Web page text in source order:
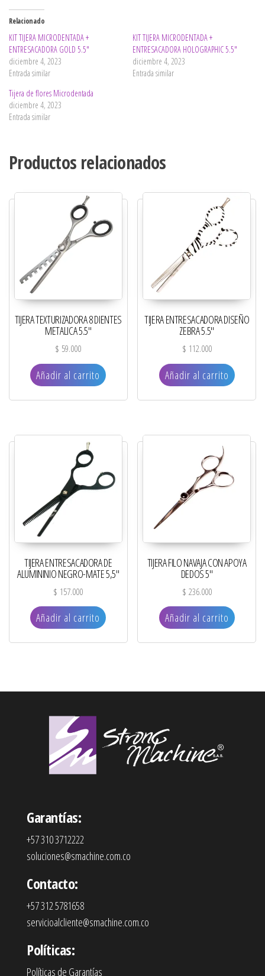
Relacionado
KIT TIJERA MICRODENTADA +
ENTRESACADORA GOLD 5.5″
diciembre 4, 2023
Entrada similar
KIT TIJERA MICRODENTADA +
ENTRESACADORA HOLOGRAPHIC 5.5″
diciembre 4, 2023
Entrada similar
Tijera de flores Microdentada
diciembre 4, 2023
Entrada similar
Productos relacionados
TIJERA TEXTURIZADORA 8 DIENTES
METALICA 5.5″
$ 59.000
Añadir al carrito
TIJERA ENTRESACADORA DISEÑO
ZEBRA 5.5″
$ 112.000
Añadir al carrito
TIJERA ENTRESACADORA DE
ALUMININIO NEGRO-MATE 5,5″
$ 157.000
Añadir al carrito
TIJERA FILO NAVAJA CON APOYA
DEDOS 5″
$ 236.000
Añadir al carrito
Garantías:
+57 310 3712222
soluciones@smachine.com.co
Contacto:
+57 312 5781658
servicioalcliente@smachine.com.co
Políticas:
Políticas de Garantías